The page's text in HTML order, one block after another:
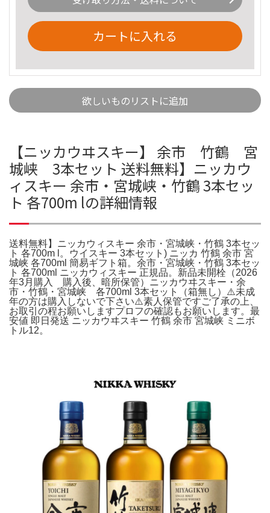
カートに入れる
欲しいものリストに追加
【ニッカウヰスキー】 余市 竹鶴 宮
城峡 3本セット 送料無料】ニッカウ
ィスキー 余市・宮城峡・竹鶴 3本セッ
ト 各700m lの詳細情報
送料無料】ニッカウィスキー 余市・宮城峡・竹鶴 3本セッ
ト 各700m l。ウイスキー 3本セット) ニッカ 竹鶴 余市 宮
城峡 各700ml 簡易ギフト箱。余市・宮城峡・竹鶴 3本セッ
ト 各700ml ニッカウィスキー 正規品。新品未開栓（2026
年3月購入 購入後、暗所保管）ニッカウヰスキー・余
市・竹鶴・宮城峡 各700ml 3本セット（箱無し）⚠️未成
年の方は購入しないで下さい⚠️素人保管ですご了承の上、
お取引の程お願いしますプロフの確認もお願いします。最
安値 即日発送 ニッカウヰスキー 竹鶴 余市 宮城峡 ミニボ
トル12。